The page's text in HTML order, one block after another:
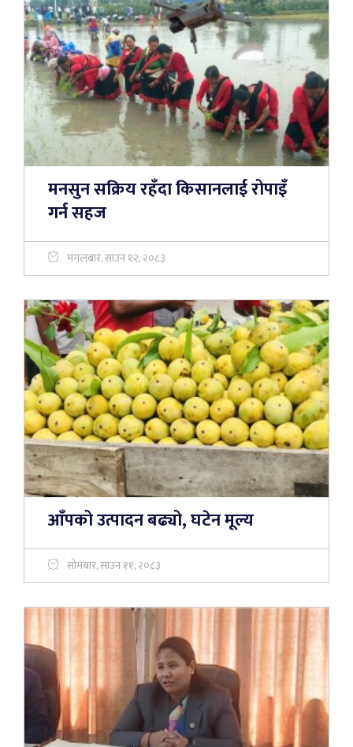
मनसुन सक्रिय रहँदा किसानलाई रोपाइँ
गर्न सहज
मंगलबार, साउन १२, २०८३
आँपको उत्पादन बढ्यो, घटेन मूल्य
सोमबार, साउन ११, २०८३